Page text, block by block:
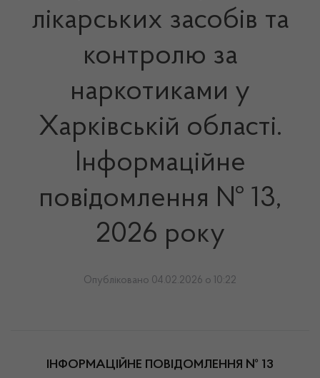
лікарських засобів та
контролю за
наркотиками у
Харківській області.
Інформаційне
повідомлення № 13,
2026 року
Опубліковано 04.02.2026 о 10:22
ІНФОРМАЦІЙНЕ ПОВІДОМЛЕННЯ № 13